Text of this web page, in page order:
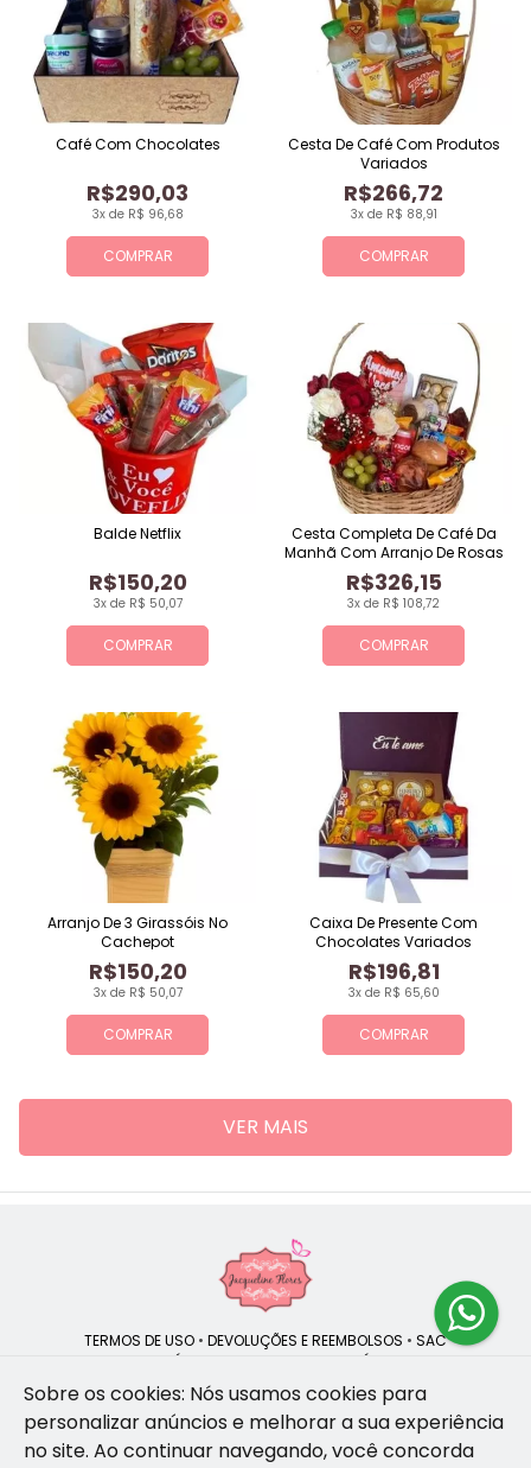
COMPRAR
3x de R$ 96,68
R$290,03
Café Com Chocolates
COMPRAR
3x de R$ 88,91
R$266,72
Cesta De Café Com Produtos
Variados
COMPRAR
3x de R$ 50,07
R$150,20
Balde Netflix
COMPRAR
3x de R$ 108,72
R$326,15
Cesta Completa De Café Da
Manhã Com Arranjo De Rosas
COMPRAR
3x de R$ 50,07
R$150,20
Arranjo De 3 Girassóis No
Cachepot
COMPRAR
3x de R$ 65,60
R$196,81
Caixa De Presente Com
Chocolates Variados
VER MAIS
TERMOS DE USO • DEVOLUÇÕES E REEMBOLSOS • SAC
POLÍTICA DE PRIVACIDADE POLÍTICA DE COOKIES
Jacqueline Flores | CNPJ: 47.335.418/0001-13
Sobre os cookies: Nós usamos cookies para
personalizar anúncios e melhorar a sua experiência
no site. Ao continuar navegando, você concorda